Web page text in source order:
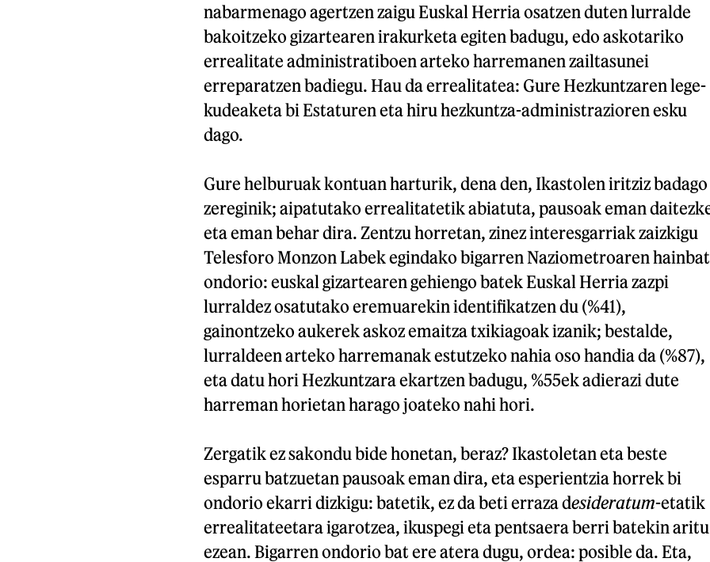
nabarmenago agertzen zaigu Euskal Herria osatzen duten lurralde
bakoitzeko gizartearen irakurketa egiten badugu, edo askotariko
errealitate administratiboen arteko harremanen zailtasunei
erreparatzen badiegu. Hau da errealitatea: Gure Hezkuntzaren lege-
kudeaketa bi Estaturen eta hiru hezkuntza-administrazioren esku
dago.
Gure helburuak kontuan harturik, dena den, Ikastolen iritziz badago
zereginik; aipatutako errealitatetik abiatuta, pausoak eman
eta eman behar dira. Zentzu horretan, zinez interesgarriak zaizkigu
Telesforo Monzon Labek egindako bigarren Naziometroaren hainbat
ondorio: euskal gizartearen gehiengo batek Euskal Herria zazpi
lurraldez osatutako eremuarekin identifikatzen du (%41),
gainontzeko aukerek askoz emaitza txikiagoak izanik; bestalde,
lurraldeen arteko harremanak estutzeko nahia oso handia da (%87),
eta datu hori Hezkuntzara ekartzen badugu, %55ek adierazi dute
harreman horietan harago joateko nahi hori.
Zergatik ez sakondu bide honetan, beraz? Ikastoletan eta beste
esparru batzuetan pausoak eman dira, eta esperientzia horrek bi
ondorio ekarri dizkigu: batetik, ez da beti erraza desideratum-etatik
errealitateetara igarotzea, ikuspegi eta pentsaera berri batekin aritu
ezean. Bigarren ondorio bat ere atera dugu, ordea: posible da. Eta,